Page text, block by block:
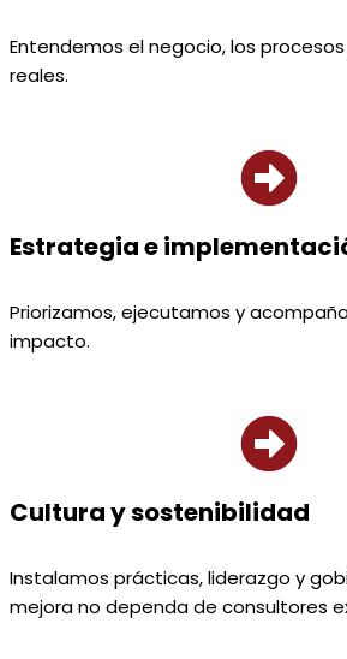
Entendemos el negocio, los
reales.
Estrategia e
Priorizamos, ejecutamos y
impacto.
Cultura y sostenibilidad
Instalamos prácticas, liderazgo y
mejora no dependa de consultores